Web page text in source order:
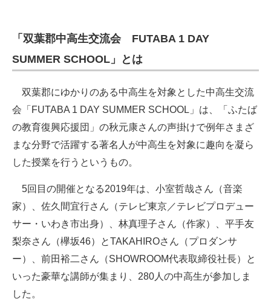
「双葉郡中高生交流会 FUTABA 1 DAY
SUMMER SCHOOL」とは
双葉郡にゆかりのある中高生を対象とした中高生交流
会「FUTABA 1 DAY SUMMER SCHOOL」は、「ふたば
の教育復興応援団」の秋元康さんの声掛けで例年さまざ
まな分野で活躍する著名人が中高生を対象に趣向を凝ら
した授業を行うというもの。
5回目の開催となる2019年は、小室哲哉さん（音楽
家）、佐久間宜行さん（テレビ東京／テレビプロデュー
サー・いわき市出身）、林真理子さん（作家）、平手友
梨奈さん（欅坂46）とTAKAHIROさん（プロダンサ
ー）、前田裕二さん（SHOWROOM代表取締役社長）と
いった豪華な講師が集まり、280人の中高生が参加しま
した。